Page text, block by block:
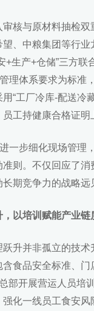
核与原材料抽检
、中粮集团等行
+生产+仓储”三方
理体系要求为标准
“工厂冷库-配送冷
工持健康合格证明
一步细化现场管理
则。不仅回应了
期竞争力的战略远
以培训赋能产业链
升并非孤立的技
食品安全标准、
部开展营运人员培
化一线员工食安